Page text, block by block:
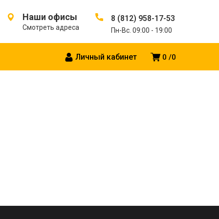
Наши офисы
Смотреть адреса
8 (812) 958-17-53
Пн-Вс. 09:00 - 19:00
0 0
Личный кабинет